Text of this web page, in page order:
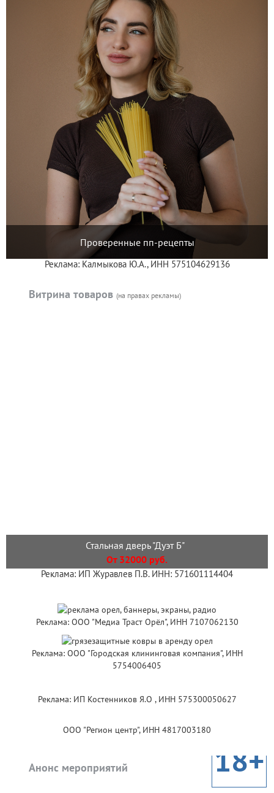
Проверенные пп-рецепты
Реклама: Калмыкова Ю.А., ИНН 575104629136
Витрина товаров (на правах рекламы)
Стальная дверь "Дуэт Б"
От 32000 руб.
Реклама: ИП Журавлев П.В. ИНН: 571601114404
Реклама: ООО "Медиа Траст Орёл", ИНН 7107062130
Реклама: ООО "Городская клининговая компания", ИНН
5754006405
Реклама: ИП Костенников Я.О , ИНН 575300050627
ООО "Регион центр", ИНН 4817003180
Анонс мероприятий 18+